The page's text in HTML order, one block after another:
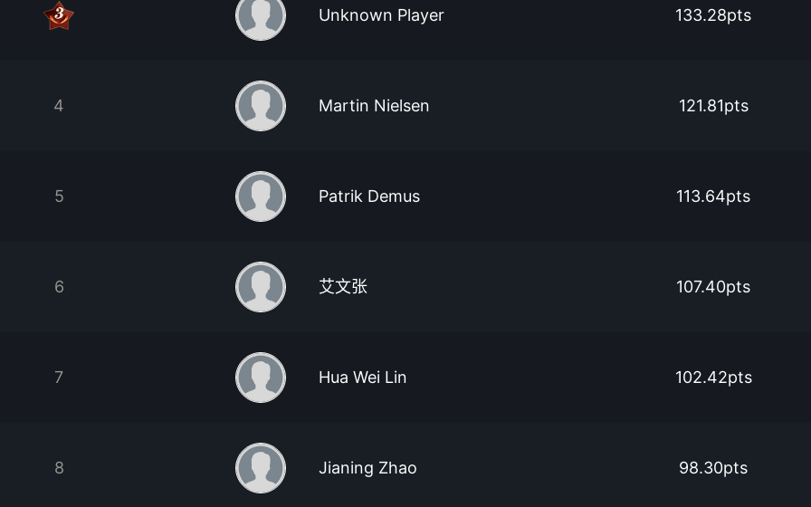
Unknown Player 133.28pts
4 Martin Nielsen 121.81pts
5 Patrik Demus 113.64pts
6 艾文张 107.40pts
7 Hua Wei Lin 102.42pts
8 Jianing Zhao 98.30pts